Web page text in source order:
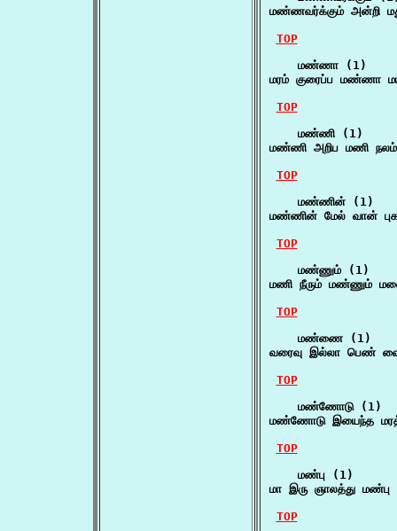
மண்ணவர்க்கும் அன்றி
TOP
    மண்ணா (1)
மரம் குரைப்ப மண்ணா
TOP
    மண்ணி (1)
மண்ணி அறிப மணி
TOP
    மண்ணின் (1)
மண்ணின் மேல் வான்
TOP
    மண்ணும் (1)
மணி நீரும் மண்ணும்
TOP
    மண்ணை (1)
வரைவு இல்லா பெண்
TOP
    மண்ணோடு (1)
மண்ணோடு இயைந்த
TOP
    மண்பு (1)
மா இரு ஞாலத்து
TOP